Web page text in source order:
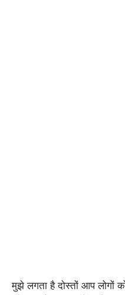
मुझे लगता है दोस्तों आप लोगों